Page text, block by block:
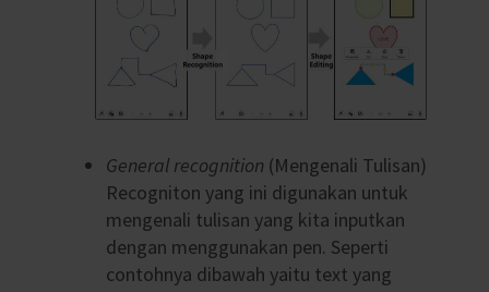
General recognition (Mengenali Tulisan)
Recogniton yang ini digunakan untuk
mengenali tulisan yang kita inputkan
dengan menggunakan pen. Seperti
contohnya dibawah yaitu text yang